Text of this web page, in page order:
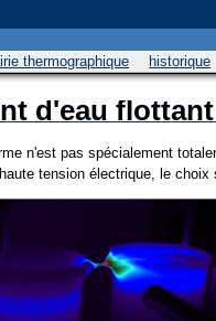
thermographique historique
d'eau flottant
n'est pas spécialement
tension électrique, le choix